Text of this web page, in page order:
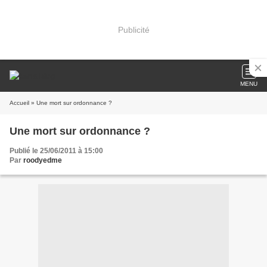
Publicité
MENU
Accueil » Une mort sur ordonnance ?
Une mort sur ordonnance ?
Publié le 25/06/2011 à 15:00
Par roodyedme